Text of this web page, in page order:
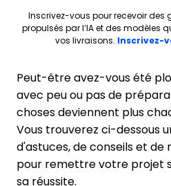
Inscrivez-vous pour recevoir des
propulsés par l’IA et des modèles
vos livraisons. Inscrivez-
Peut-être avez-vous été
avec peu ou pas de
choses deviennent plus
Vous trouverez ci-dessous
d'astuces, de conseils et
pour remettre votre projet
sa réussite.